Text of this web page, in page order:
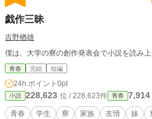
戯作三昧
吉野楢雄
僕は、大学の寮の創作発表会で小説を読み上
青春 完結 短編
24h.ポイント 0pt
小説 228,623 位 / 228,623件 青春 7,914
青春 学生 寮 家族 友情 妹